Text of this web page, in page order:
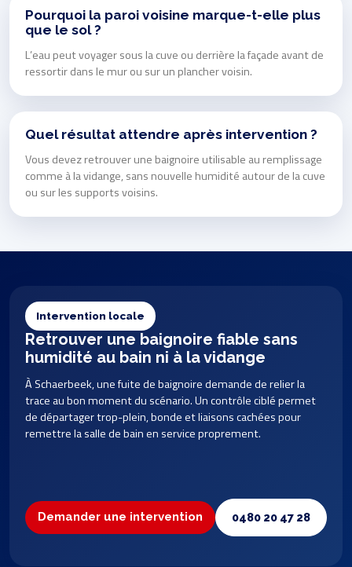
Pourquoi la paroi voisine marque-t-elle plus
que le sol ?
L’eau peut voyager sous la cuve ou derrière la façade avant de
ressortir dans le mur ou sur un plancher voisin.
Quel résultat attendre après intervention ?
Vous devez retrouver une baignoire utilisable au remplissage
comme à la vidange, sans nouvelle humidité autour de la cuve
ou sur les supports voisins.
Intervention locale
Retrouver une baignoire fiable sans
humidité au bain ni à la vidange
À Schaerbeek, une fuite de baignoire demande de relier la
trace au bon moment du scénario. Un contrôle ciblé permet
de départager trop-plein, bonde et liaisons cachées pour
remettre la salle de bain en service proprement.
Demander une intervention 0480 20 47 28